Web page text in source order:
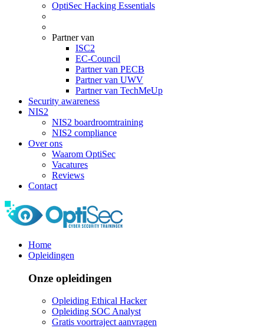
OptiSec Hacking Essentials
Partner van
ISC2
EC-Council
Partner van PECB
Partner van UWV
Partner van TechMeUp
Security awareness
NIS2
NIS2 boardroomtraining
NIS2 compliance
Over ons
Waarom OptiSec
Vacatures
Reviews
Contact
Home
Opleidingen
Onze opleidingen
Opleiding Ethical Hacker
Opleiding SOC Analyst
Gratis voortraject aanvragen